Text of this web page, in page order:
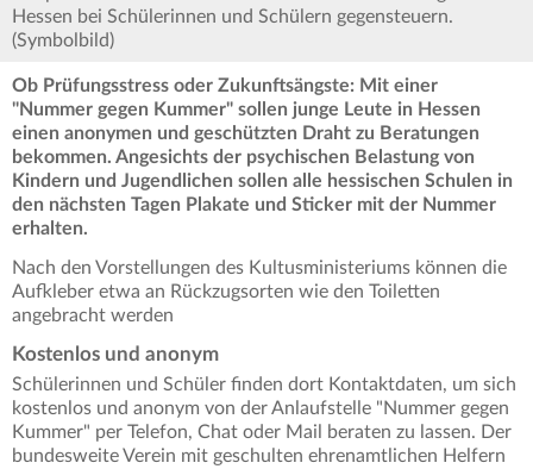
Hessen bei Schülerinnen und Schülern gegensteuern.
(Symbolbild)
Ob Prüfungsstress oder Zukunftsängste: Mit einer
"Nummer gegen Kummer" sollen junge Leute in Hessen
einen anonymen und geschützten Draht zu Beratungen
bekommen. Angesichts der psychischen Belastung von
Kindern und Jugendlichen sollen alle hessischen Schulen in
den nächsten Tagen Plakate und Sticker mit der Nummer
erhalten.
Nach den Vorstellungen des Kultusministeriums können die
Aufkleber etwa an Rückzugsorten wie den Toiletten
angebracht werden
Kostenlos und anonym
Schülerinnen und Schüler finden dort Kontaktdaten, um sich
kostenlos und anonym von der Anlaufstelle "Nummer gegen
Kummer" per Telefon, Chat oder Mail beraten zu lassen. Der
bundesweite Verein mit geschulten ehrenamtlichen Helfern